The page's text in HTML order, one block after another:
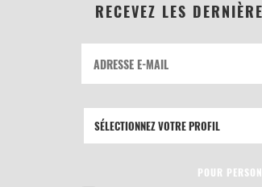
RECEVEZ LES
POUR